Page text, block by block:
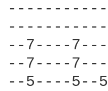
--7----
--7----
--5----5--